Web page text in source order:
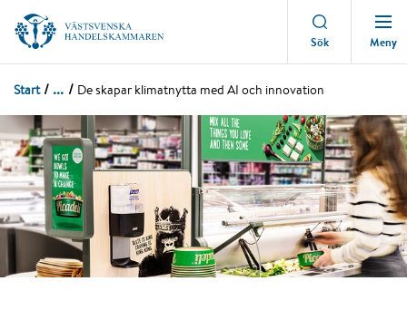
Sök Meny
Start ... De skapar klimatnytta med AI och innovation